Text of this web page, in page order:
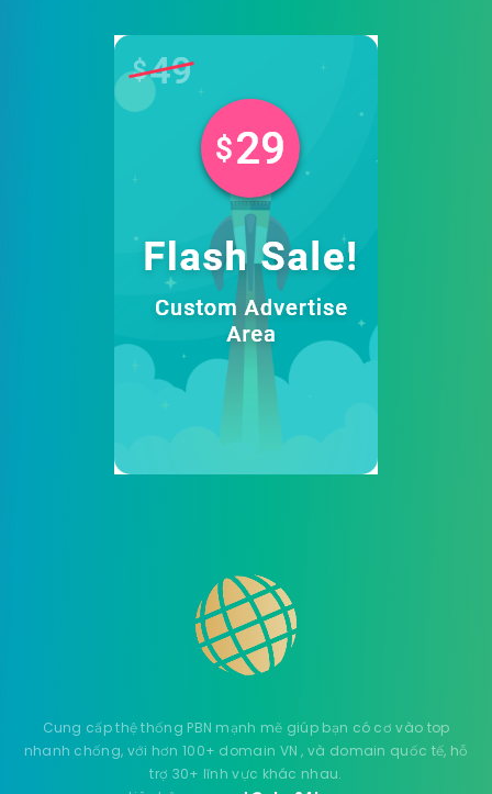
Cung cấp thệ thống PBN mạnh mẽ giúp bạn có cơ vào top
nhanh chống, với hơn 100+ domain VN , và domain quốc tế, hỗ
trợ 30+ lĩnh vực khác nhau.